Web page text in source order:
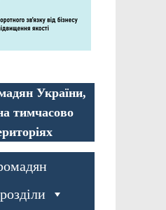
України,
тимчасово